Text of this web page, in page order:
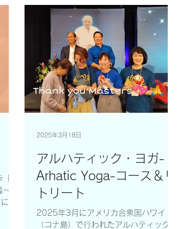
： 「ヒーリング・マスタリー」連続講
座に参加するには、...
オ
イ
アルハティック・ヨガ-
Arhatic Yoga-コース＆リ
トリート
2025年3月にアメリカ合衆国ハワイ
（コナ島）で行われたアルハティック・
2025年3月18日